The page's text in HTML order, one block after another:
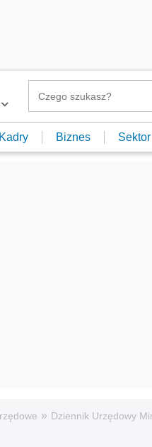
Kadry Biznes
» Dziennik Urzędowy